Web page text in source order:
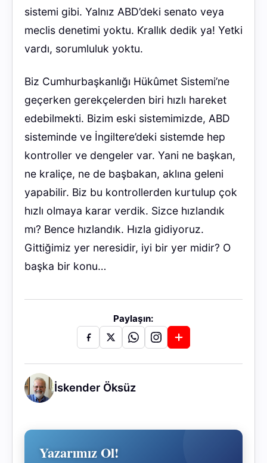
sistemi gibi. Yalnız ABD’deki senato veya
meclis denetimi yoktu. Krallık dedik ya! Yetki
vardı, sorumluluk yoktu.
Biz Cumhurbaşkanlığı Hükûmet Sistemi’ne
geçerken gerekçelerden biri hızlı hareket
edebilmekti. Bizim eski sistemimizde, ABD
sisteminde ve İngiltere’deki sistemde hep
kontroller ve dengeler var. Yani ne başkan,
ne kraliçe, ne de başbakan, aklına geleni
yapabilir. Biz bu kontrollerden kurtulup çok
hızlı olmaya karar verdik. Sizce hızlandık
mı? Bence hızlandık. Hızla gidiyoruz.
Gittiğimiz yer neresidir, iyi bir yer midir? O
başka bir konu…
Paylaşın:
İskender Öksüz
Yazarımız Ol!